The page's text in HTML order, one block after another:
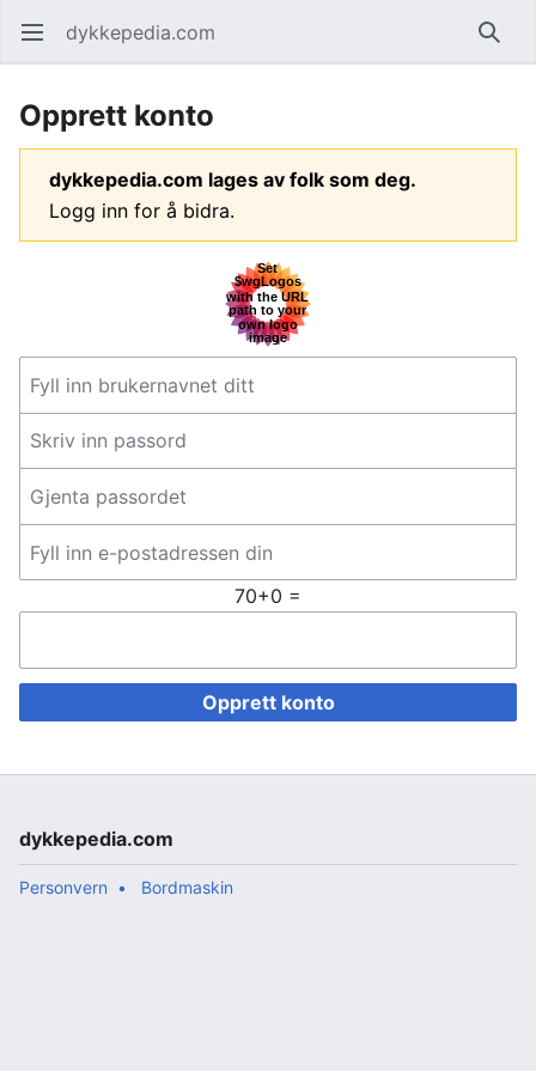
Åpne hovedmenyen dykkepedia.com Søk
Opprett konto
dykkepedia.com lages av folk som deg.
Logg inn for å bidra.
70+0 =
Opprett konto
dykkepedia.com
Personvern Bordmaskin